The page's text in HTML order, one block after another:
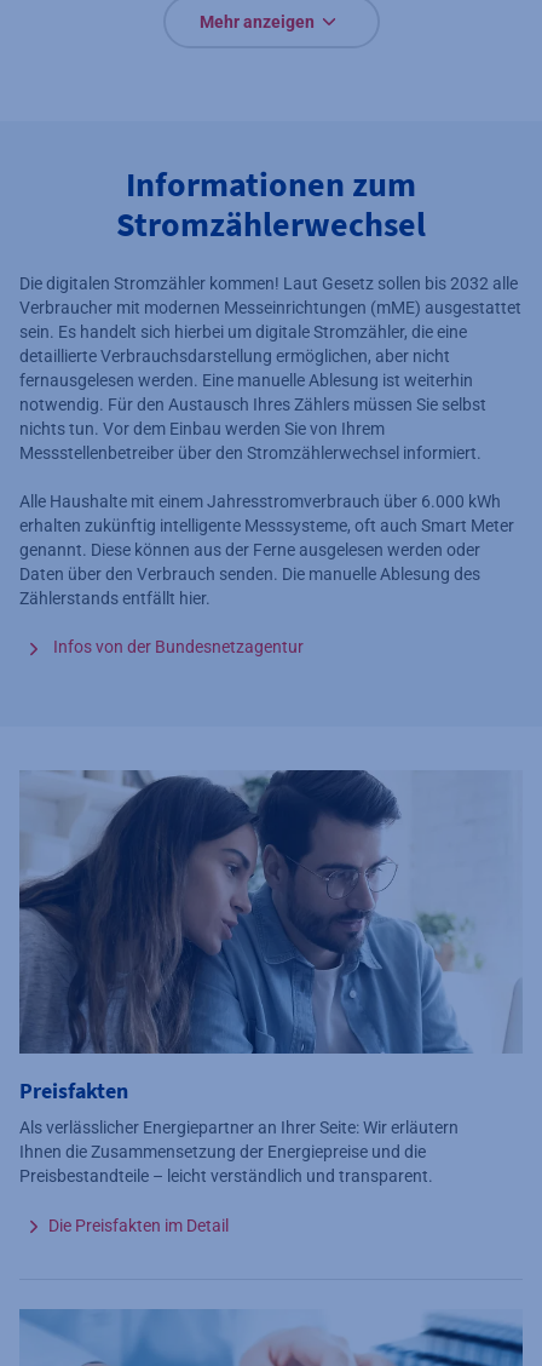
Mehr anzeigen
Informationen zum
Stromzählerwechsel
Die digitalen Stromzähler kommen! Laut Gesetz sollen bis 2032 alle
Verbraucher mit modernen Messeinrichtungen (mME) ausgestattet
sein. Es handelt sich hierbei um digitale Stromzähler, die eine
detaillierte Verbrauchsdarstellung ermöglichen, aber nicht
fernausgelesen werden. Eine manuelle Ablesung ist weiterhin
notwendig. Für den Austausch Ihres Zählers müssen Sie selbst
nichts tun. Vor dem Einbau werden Sie von Ihrem
Messstellenbetreiber über den Stromzählerwechsel informiert.
Alle Haushalte mit einem Jahresstromverbrauch über 6.000 kWh
erhalten zukünftig intelligente Messsysteme, oft auch Smart Meter
genannt. Diese können aus der Ferne ausgelesen werden oder
Daten über den Verbrauch senden. Die manuelle Ablesung des
Zählerstands entfällt hier.
Infos von der Bundesnetzagentur
Preisfakten
Als verlässlicher Energiepartner an Ihrer Seite: Wir erläutern
Ihnen die Zusammensetzung der Energiepreise und die
Preisbestandteile – leicht verständlich und transparent.
Die Preisfakten im Detail